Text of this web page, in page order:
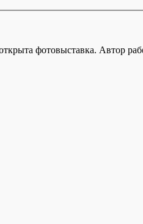
фотовыставка. Автор